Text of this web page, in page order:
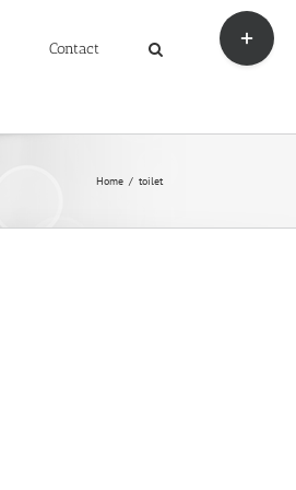
Contact
Home / toilet
Toggle
Sliding
Bar